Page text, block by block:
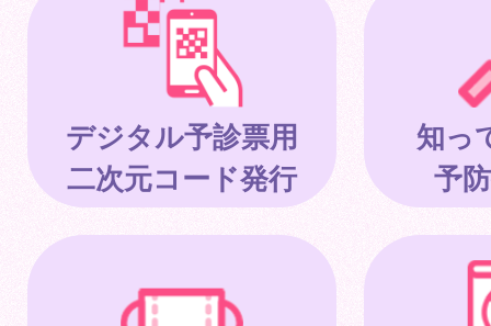
デジタル予診票用
二次元コード発行
知っ
予